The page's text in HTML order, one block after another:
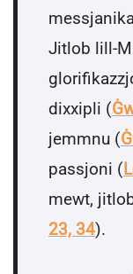
Jitlob lill-
dixxipli (
jemmnu (
passjoni (
mewt,
23, 34).